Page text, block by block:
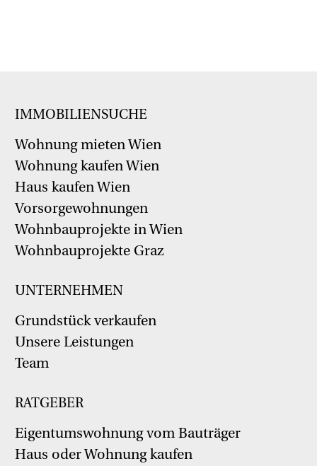
IMMOBILIENSUCHE
Wohnung mieten Wien
Wohnung kaufen Wien
Haus kaufen Wien
Vorsorgewohnungen
Wohnbauprojekte in Wien
Wohnbauprojekte Graz
UNTERNEHMEN
Grundstück verkaufen
Unsere Leistungen
Team
RATGEBER
Eigentumswohnung vom Bauträger
Haus oder Wohnung kaufen